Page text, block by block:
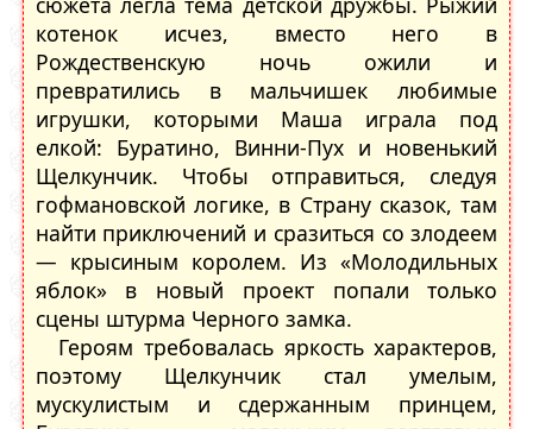
котенок исчез, вместо него в
Рождественскую ночь ожили и
превратились в мальчишек любимые
игрушки, которыми Маша играла под
елкой: Буратино, Винни-Пух и новенький
Щелкунчик. Чтобы отправиться, следуя
гофмановской логике, в Страну сказок, там
найти приключений и сразиться со злодеем
— крысиным королем. Из «Молодильных
яблок» в новый проект попали только
сцены штурма Черного замка.
Героям требовалась яркость характеров,
поэтому Щелкунчик стал умелым,
мускулистым и сдержанным принцем,